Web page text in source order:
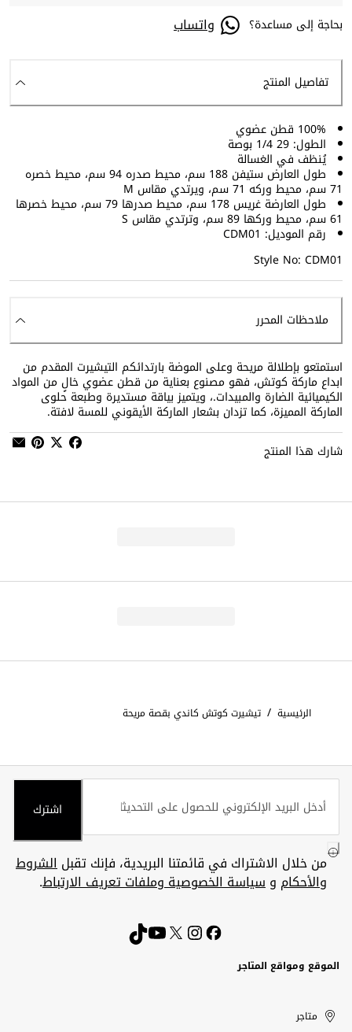
بحاجة إلى مساعدة؟ واتساب
تفاصيل المنتج
100% قطن عضوي
الطول: 29 1/4 بوصة
يُنظف في الغسالة
طول العارض ستيفن 188 سم، محيط صدره 94 سم، محيط خصره
71 سم، محيط وركه 71 سم، ويرتدي مقاس M
طول العارضة غريس 178 سم، محيط صدرها 79 سم، محيط خصرها
61 سم، محيط وركها 89 سم، وترتدي مقاس S
رقم الموديل: CDM01
Style No: CDM01
ملاحظات المحرر
استمتعو بإطلالة مريحة وعلى الموضة بارتدائكم التيشيرت المقدم من
ابداع ماركة كوتش، فهو مصنوع بعناية من قطن عضوي خالٍ من المواد
الكيميائية الضارة والمبيدات.، ويتميز بياقة مستديرة وطبعة حلوى
الماركة المميزة، كما تزدان بشعار الماركة الأيقوني للمسة لافتة.
شارك هذا المنتج
الرئيسية / تيشيرت كوتش كاندي بقصة مريحة
اشترك
من خلال الاشتراك في قائمتنا البريدية، فإنك تقبلالشروط
والأحكام وسياسة الخصوصية وملفات تعريف الارتباط.
الموقع ومواقع المتاجر
United
Kuwait
الإمارات
الكويت
متاجر